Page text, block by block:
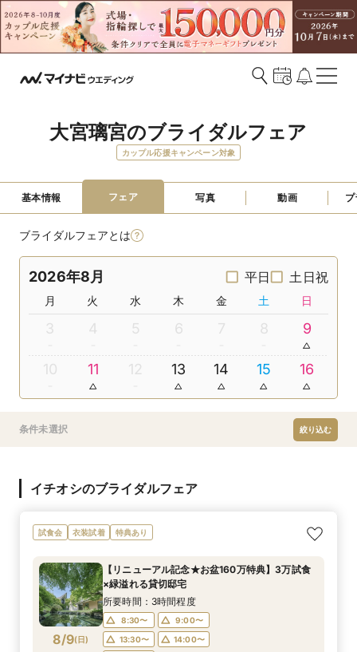
大宮璃宮のブライダルフェア
カップル応援キャンペーン対象
基本情報 フェア 写真 動画
ブライダルフェアとは
2026年8月 平日 土日祝
月 火 水 木 金 土 日
3 4 5 6 7 8 9
10 11 12 13 14 15 16
条件未選択 絞り込む
イチオシのブライダルフェア
試食会 衣装試着 特典あり
8/9(日)
【リニューアル記念★お盆160万特典】3万試食
×緑溢れる貸切邸宅
所要時間：3時間程度
8:30〜
9:00〜
13:30〜
14:00〜